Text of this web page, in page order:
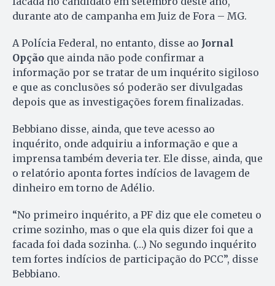
durante ato de campanha em Juiz de Fora – MG.
A Polícia Federal, no entanto, disse ao Jornal
Opção que ainda não pode confirmar a
informação por se tratar de um inquérito sigiloso
e que as conclusões só poderão ser divulgadas
depois que as investigações forem finalizadas.
Bebbiano disse, ainda, que teve acesso ao
inquérito, onde adquiriu a informação e que a
imprensa também deveria ter. Ele disse, ainda, que
o relatório aponta fortes indícios de lavagem de
dinheiro em torno de Adélio.
“No primeiro inquérito, a PF diz que ele cometeu o
crime sozinho, mas o que ela quis dizer foi que a
facada foi dada sozinha. (…) No segundo inquérito
tem fortes indícios de participação do PCC”, disse
Bebbiano.